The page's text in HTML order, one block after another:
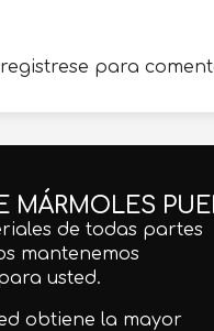
para
MÁRMOLES
de todas partes
mantenemos
usted.
obtiene la mayor